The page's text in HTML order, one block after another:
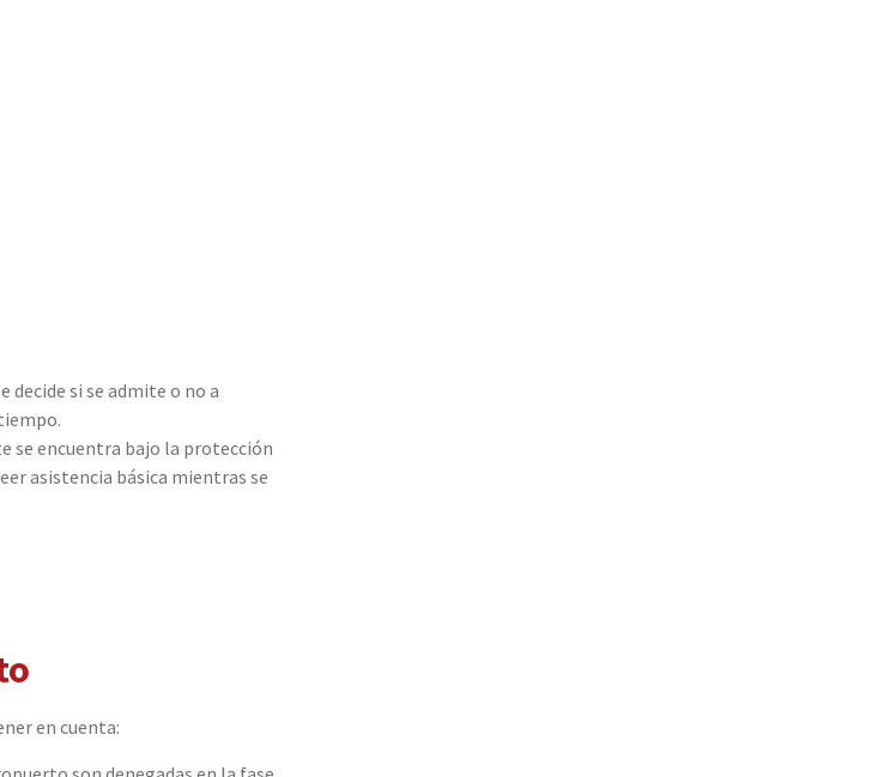
decide si se admite o no a
se encuentra bajo la protección
asistencia básica mientras se
en cuenta: